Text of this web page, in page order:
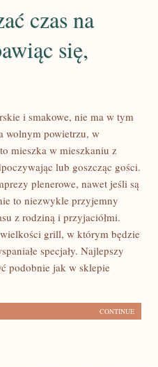
czas na
się,
i smakowe, nie ma w tym
wolnym powietrzu, w
mieszka w mieszkaniu z
lub goszcząc gości.
plenerowe, nawet jeśli są
to niezwykle przyjemny
z rodziną i przyjaciółmi.
grill, w którym będzie
specjały. Najlepszy
podobnie jak w sklepie
CONTINUE